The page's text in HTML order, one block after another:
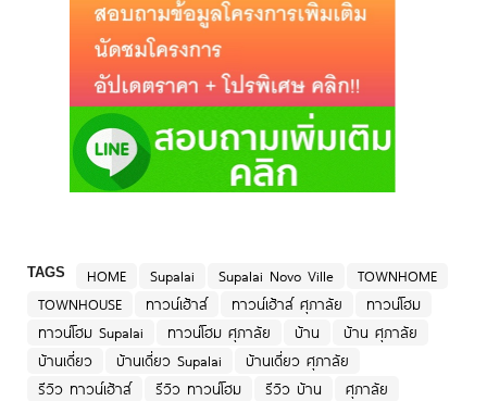
TAGS HOME Supalai Supalai Novo Ville
TOWNHOME
TOWNHOUSE
ทาวน์เฮ้าส์ ทาวน์เฮ้าส์ ศุภาลัย
ทาวน์โฮม
ทาวน์โฮม Supalai
ทาวน์โฮม ศุภาลัย บ้าน
บ้าน ศุภาลัย
บ้านเดี่ยว
บ้านเดี่ยว Supalai
บ้านเดี่ยว ศุภาลัย
รีวิว ทาวน์เฮ้าส์
รีวิว ทาวน์โฮม รีวิว บ้าน
ศุภาลัย